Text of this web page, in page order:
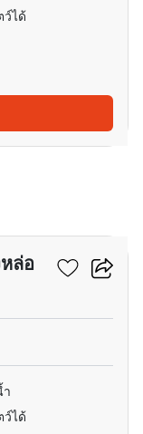
ว์ได้
ล่อ
ำ
ว์ได้